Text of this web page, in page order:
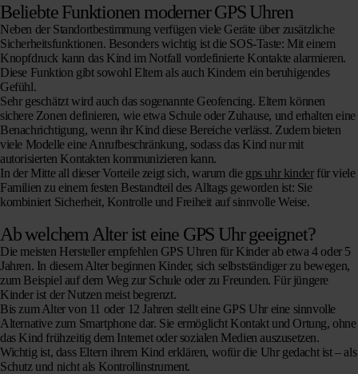
Beliebte Funktionen moderner GPS Uhren
Neben der Standortbestimmung verfügen viele Geräte über zusätzliche
Sicherheitsfunktionen. Besonders wichtig ist die SOS-Taste: Mit einem
Knopfdruck kann das Kind im Notfall vordefinierte Kontakte alarmieren.
Diese Funktion gibt sowohl Eltern als auch Kindern ein beruhigendes
Gefühl.
Sehr geschätzt wird auch das sogenannte Geofencing. Eltern können
sichere Zonen definieren, wie etwa Schule oder Zuhause, und erhalten eine
Benachrichtigung, wenn ihr Kind diese Bereiche verlässt. Zudem bieten
viele Modelle eine Anrufbeschränkung, sodass das Kind nur mit
autorisierten Kontakten kommunizieren kann.
In der Mitte all dieser Vorteile zeigt sich, warum die gps uhr kinderfür viele
Familien zu einem festen Bestandteil des Alltags geworden ist: Sie
kombiniert Sicherheit, Kontrolle und Freiheit auf sinnvolle Weise.
Ab welchem Alter ist eine GPS Uhr geeignet?
Die meisten Hersteller empfehlen GPS Uhren für Kinder ab etwa 4 oder 5
Jahren. In diesem Alter beginnen Kinder, sich selbstständiger zu bewegen,
zum Beispiel auf dem Weg zur Schule oder zu Freunden. Für jüngere
Kinder ist der Nutzen meist begrenzt.
Bis zum Alter von 11 oder 12 Jahren stellt eine GPS Uhr eine sinnvolle
Alternative zum Smartphone dar. Sie ermöglicht Kontakt und Ortung, ohne
das Kind frühzeitig dem Internet oder sozialen Medien auszusetzen.
Wichtig ist, dass Eltern ihrem Kind erklären, wofür die Uhr gedacht ist – als
Schutz und nicht als Kontrollinstrument.